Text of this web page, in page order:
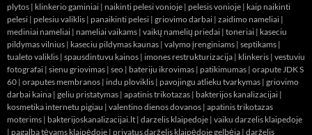
plytos | klinkerio gaminiai | naikinti pelesi vonioje | pelesis vonioje | kaip naikinti
pelesi | pelesiu valiklis | panaikinti pelesi | griovimo darbai | zaidimo nameliai |
mediniai nameliai | nameliai vaikams | vaikų namelių priedai | toneriai | kaseciu
pildymas vilnius | kaseciu pildymas kaunas | valymo įrenginiams | septikams |
tualeto valiklis | spausdintuvu kainos | imones restrukturizacija | klinkeris | vestuviu
fotografai | sienu griovimas | seo | bateriju ikrovimas | patikimumas | orapute JDK S
60 | oraputes membranos | indu ploviklis | pavojingu atlieku tvarkymas | griovimo
darbai kaina | geliu pristatymas | apatinis trikotazas | bakterijos kanalizacijai |
kosmetika internetu pigiau | valentino dienos dovanos | apatinis trikotazas
moterims | bakterijoskanalizacijai.lt | darzelis klaipedoje | vaiku darzelis klaipedoje
| pagalba tėvams klaipėdoje | privatus darželis klaipėdoje gelbėja | darželis